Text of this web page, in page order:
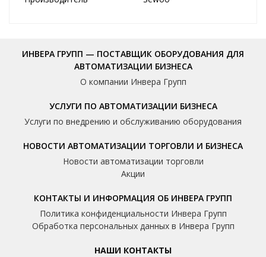
ИНВЕРА ГРУПП — ПОСТАВЩИК ОБОРУДОВАНИЯ ДЛЯ
АВТОМАТИЗАЦИИ БИЗНЕСА
О компании Инвера Групп
УСЛУГИ ПО АВТОМАТИЗАЦИИ БИЗНЕСА
Услуги по внедрению и обслуживанию оборудования
НОВОСТИ АВТОМАТИЗАЦИИ ТОРГОВЛИ И БИЗНЕСА
Новости автоматизации торговли
Акции
КОНТАКТЫ И ИНФОРМАЦИЯ ОБ ИНВЕРА ГРУПП
Политика конфиденциальности Инвера Групп
Обработка персональных данных в Инвера Групп
НАШИ КОНТАКТЫ